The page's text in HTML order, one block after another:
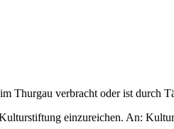
Thurgau verbracht oder ist durch
einzureichen. An: